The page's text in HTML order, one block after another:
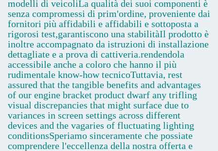
modelli di veicoliLa qualità dei suoi componenti è
senza compromessi di prim'ordine, proveniente dai
fornitori più affidabili e affidabili e sottoposta a
rigorosi test,garantiscono una stabilitàIl prodotto è
inoltre accompagnato da istruzioni di installazione
dettagliate e a prova di cattiveria.rendendola
accessibile anche a coloro che hanno il più
rudimentale know-how tecnicoTuttavia, rest
assured that the tangible benefits and advantages
of our engine bracket product dwarf any trifling
visual discrepancies that might surface due to
variances in screen settings across different
devices and the vagaries of fluctuating lighting
conditionsSperiamo sinceramente che possiate
comprendere l'eccellenza della nostra offerta e